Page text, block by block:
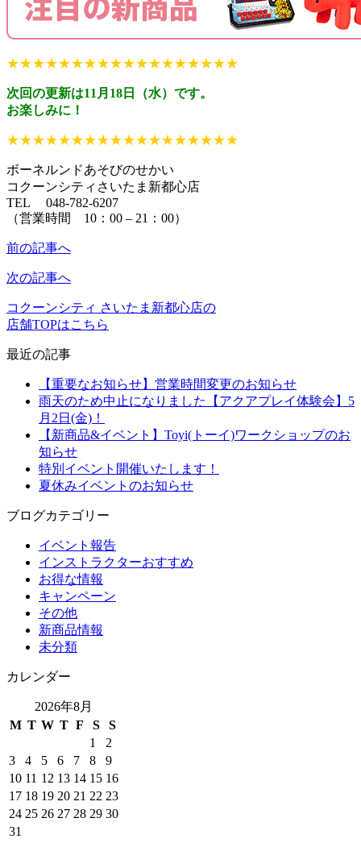
★★★★★★★★★★★★★★★★★★
次回の更新は11月18日（水）です。
お楽しみに！
★★★★★★★★★★★★★★★★★★
ボーネルンドあそびのせかい
コクーンシティさいたま新都心店
TEL 048-782-6207
（営業時間 10：00 – 21：00）
前の記事へ
次の記事へ
コクーンシティ さいたま新都心店の
店舗TOPはこちら
最近の記事
【重要なお知らせ】営業時間変更のお知らせ
雨天のため中止になりました【アクアプレイ体験会】5
月2日(金)！
【新商品&イベント】Toyi(トーイ)ワークショップのお
知らせ
特別イベント開催いたします！
夏休みイベントのお知らせ
ブログカテゴリー
イベント報告
インストラクターおすすめ
お得な情報
キャンペーン
その他
新商品情報
未分類
カレンダー
2026年8月
M T W T F S
S
1
2
3
4 5 6 7 8
9
10 11 12 13 14 15 16
17 18 19 20 21 22 23
24 25 26 27 28 29 30
31